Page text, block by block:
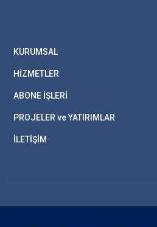
KURUMSAL
HİZMETLER
ABONE İŞLERİ
PROJELER ve YATIRIMLAR
İLETİŞİM